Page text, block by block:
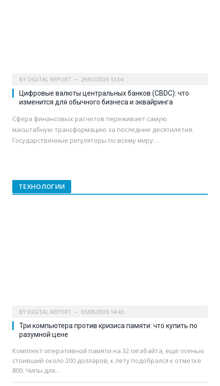
BY DIGITAL REPORT 29/07/2026 13:04
Цифровые валюты центральных банков (CBDC): что
изменится для обычного бизнеса и эквайринга
Сфера финансовых расчетов переживает самую
масштабную трансформацию за последние десятилетия.
Государственные регуляторы по всему миру…
ТЕХНОЛОГИИ
BY DIGITAL REPORT 03/08/2026 14:45
Три компьютера против кризиса памяти: что купить по
разумной цене
Комплект оперативной памяти на 32 гигабайта, ещё осенью
стоивший около 200 долларов, к лету подобрался к отметке
800. Чипы для…